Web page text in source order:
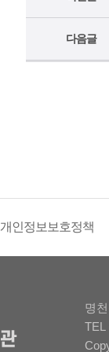
다음글
개인정보보호정책
명
TEL